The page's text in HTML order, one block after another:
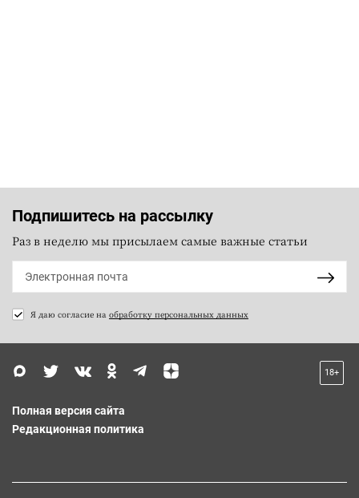
Подпишитесь на рассылку
Раз в неделю мы присылаем самые важные статьи
Я даю согласие на обработку персональных данных
18+
Полная версия сайта
Редакционная политика